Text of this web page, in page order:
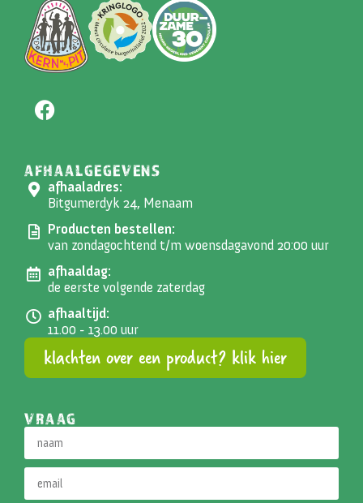
AFHAALGEGEVENS
afhaaladres:
Bitgumerdyk 24, Menaam
Producten bestellen:
van zondagochtend t/m woensdagavond 20:00 uur
afhaaldag:
de eerste volgende zaterdag
afhaaltijd:
11.00 - 13.00 uur
klachten over een product? klik hier
VRAAG